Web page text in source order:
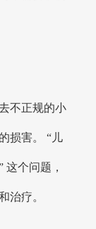
不正规的小
损害。 “儿
个问题，
治疗。